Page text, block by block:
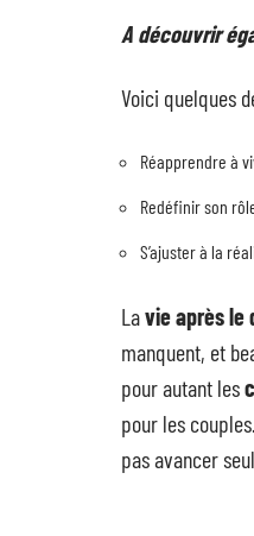
A découvrir
Voici quelques
Réapprendre à
Redéfinir son
S’ajuster à la
Lavie après le
manquent, et
pour autant les
pour les
pas avancer